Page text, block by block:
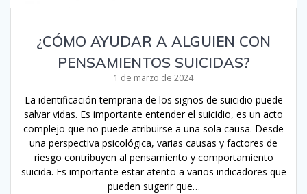
¿CÓMO AYUDAR A ALGUIEN CON
PENSAMIENTOS SUICIDAS?
1 de marzo de 2024
La identificación temprana de los signos de suicidio puede
salvar vidas. Es importante entender el suicidio, es un acto
complejo que no puede atribuirse a una sola causa. Desde
una perspectiva psicológica, varias causas y factores de
riesgo contribuyen al pensamiento y comportamiento
suicida. Es importante estar atento a varios indicadores que
pueden sugerir que…